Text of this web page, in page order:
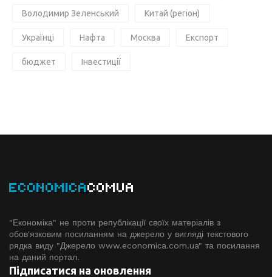
Володимир Зеленський Китай (регіон)
Українці Нафта Москва Експорт
бюджет Інвестиції
ECONOMICACOMUA
"Економіка" не проти републікації своїх матеріалів з
обов'язковим посиланням на джерело у вигляді текстового
рядка виду "Джерело www.economiсa.com.ua" та посилання
на даний портал.
Підписатися на оновлення